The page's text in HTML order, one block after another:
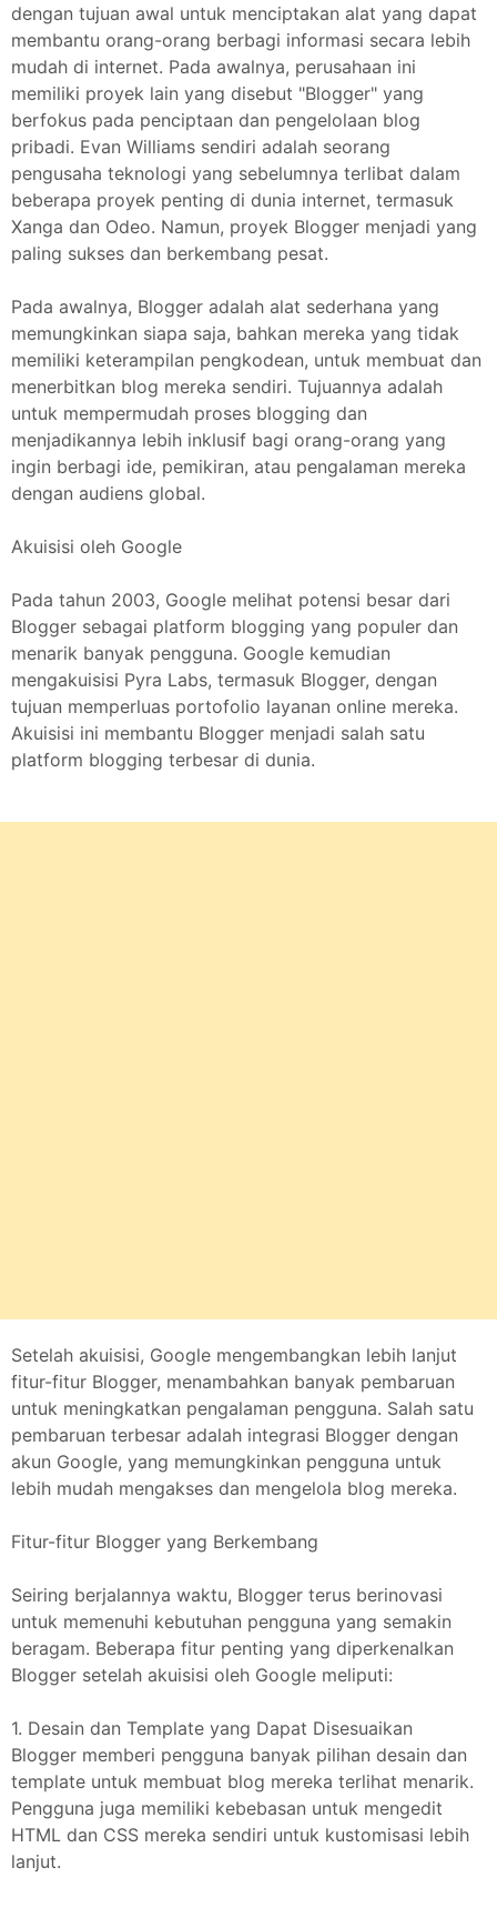
dengan tujuan awal untuk menciptakan alat yang dapat
membantu orang-orang berbagi informasi secara lebih
mudah di internet. Pada awalnya, perusahaan ini
memiliki proyek lain yang disebut "Blogger" yang
berfokus pada penciptaan dan pengelolaan blog
pribadi. Evan Williams sendiri adalah seorang
pengusaha teknologi yang sebelumnya terlibat dalam
beberapa proyek penting di dunia internet, termasuk
Xanga dan Odeo. Namun, proyek Blogger menjadi yang
paling sukses dan berkembang pesat.
Pada awalnya, Blogger adalah alat sederhana yang
memungkinkan siapa saja, bahkan mereka yang tidak
memiliki keterampilan pengkodean, untuk membuat dan
menerbitkan blog mereka sendiri. Tujuannya adalah
untuk mempermudah proses blogging dan
menjadikannya lebih inklusif bagi orang-orang yang
ingin berbagi ide, pemikiran, atau pengalaman mereka
dengan audiens global.
Akuisisi oleh Google
Pada tahun 2003, Google melihat potensi besar dari
Blogger sebagai platform blogging yang populer dan
menarik banyak pengguna. Google kemudian
mengakuisisi Pyra Labs, termasuk Blogger, dengan
tujuan memperluas portofolio layanan online mereka.
Akuisisi ini membantu Blogger menjadi salah satu
platform blogging terbesar di dunia.
Setelah akuisisi, Google mengembangkan lebih lanjut
fitur-fitur Blogger, menambahkan banyak pembaruan
untuk meningkatkan pengalaman pengguna. Salah satu
pembaruan terbesar adalah integrasi Blogger dengan
akun Google, yang memungkinkan pengguna untuk
lebih mudah mengakses dan mengelola blog mereka.
Fitur-fitur Blogger yang Berkembang
Seiring berjalannya waktu, Blogger terus berinovasi
untuk memenuhi kebutuhan pengguna yang semakin
beragam. Beberapa fitur penting yang diperkenalkan
Blogger setelah akuisisi oleh Google meliputi:
1. Desain dan Template yang Dapat Disesuaikan
Blogger memberi pengguna banyak pilihan desain dan
template untuk membuat blog mereka terlihat menarik.
Pengguna juga memiliki kebebasan untuk mengedit
HTML dan CSS mereka sendiri untuk kustomisasi lebih
lanjut.